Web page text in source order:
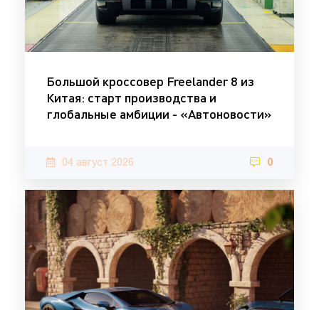
Большой кроссовер Freelander 8 из
Китая: старт производства и
глобальные амбиции - «Автоновости»
04 август 2026 0